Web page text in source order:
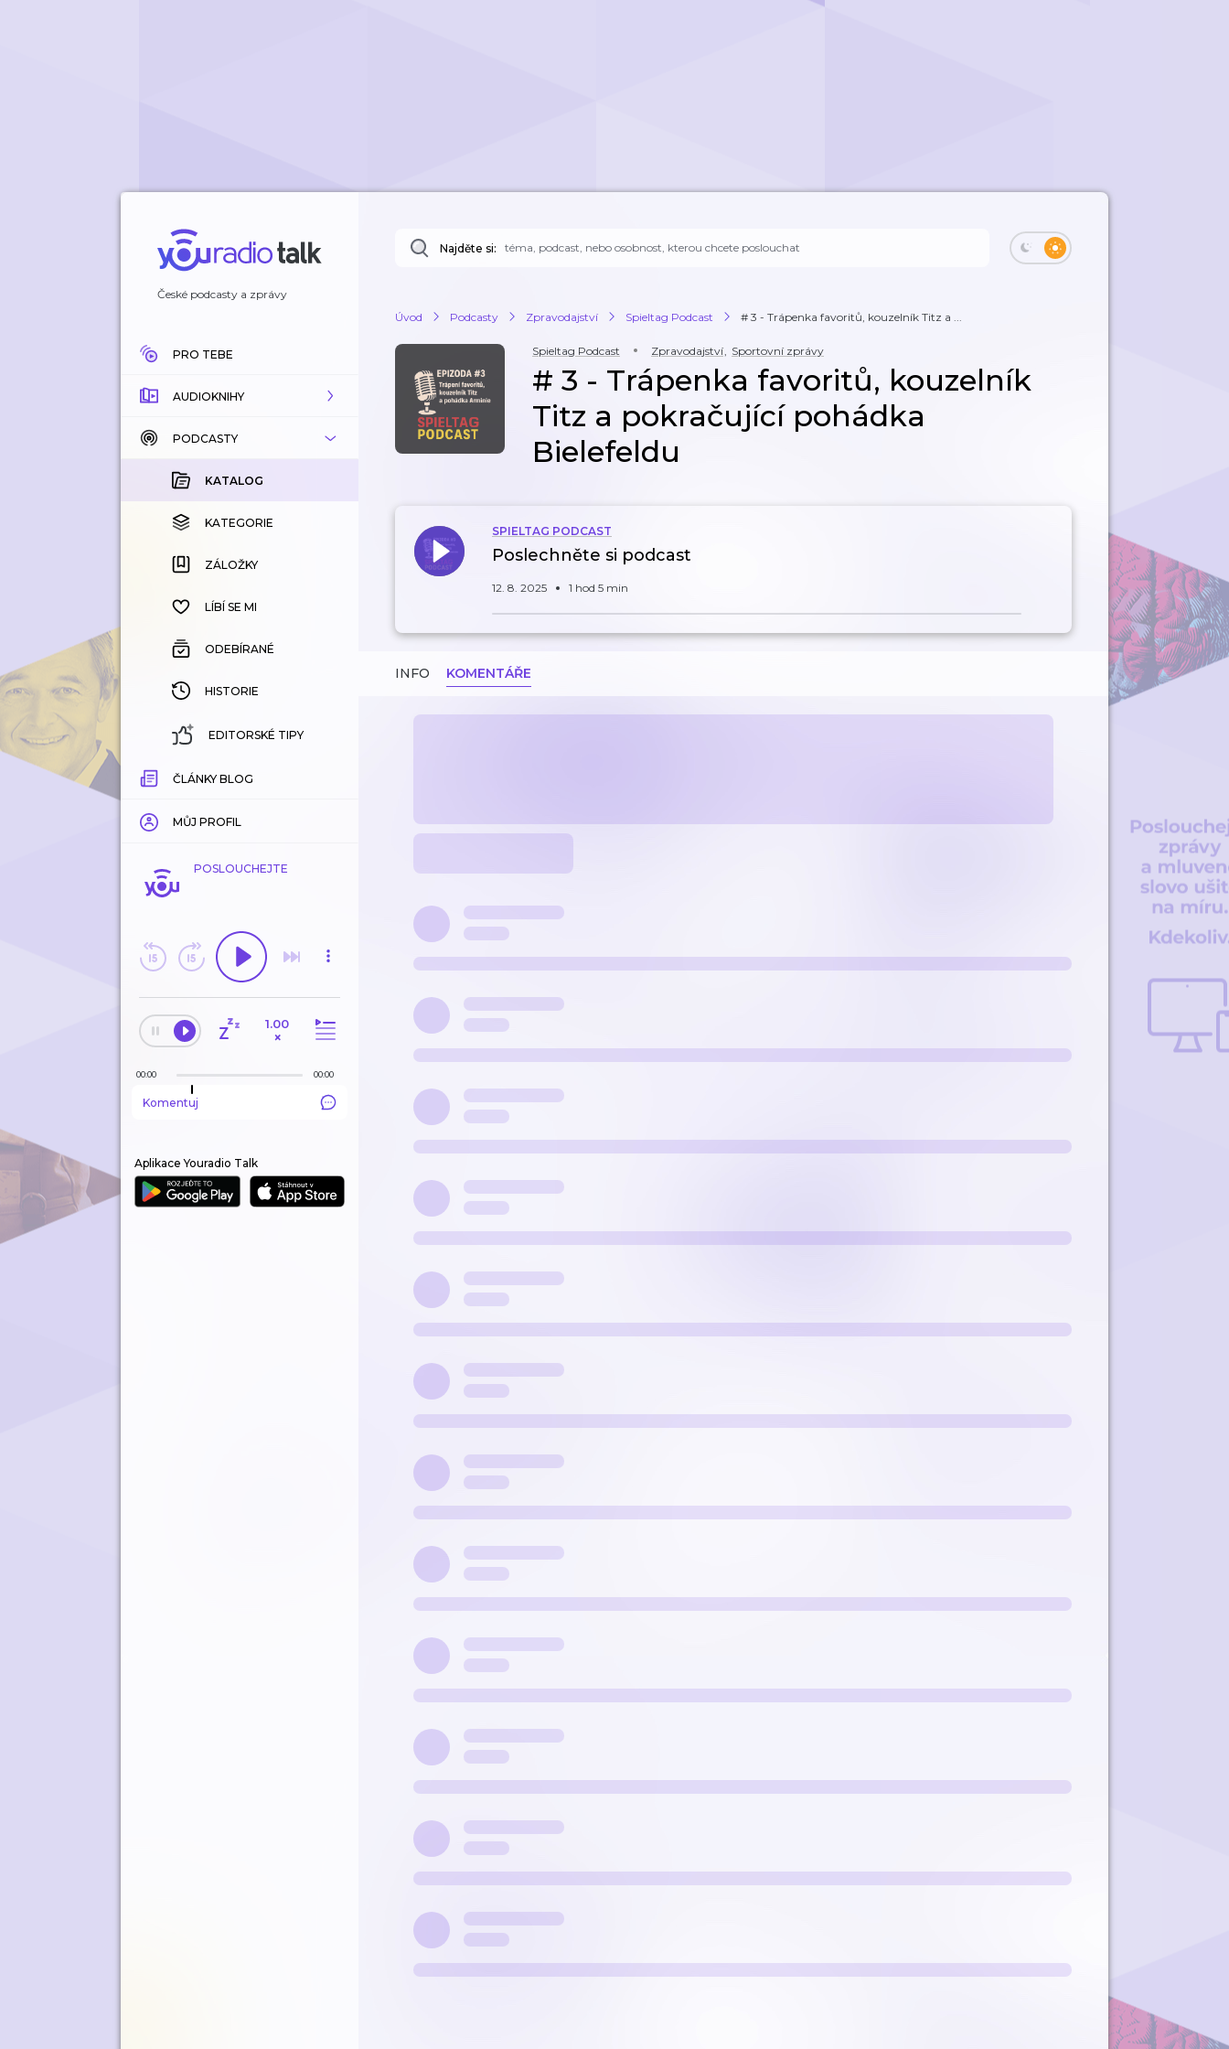
České podcasty a zprávy
PRO TEBE
AUDIOKNIHY
KATALOG
KOUPENÉ
KATEGORIE
ZÁLOŽKY
HISTORIE
PODCASTY
KATALOG
KATEGORIE
ZÁLOŽKY
LÍBÍ SE MI
ODEBÍRANÉ
HISTORIE
EDITORSKÉ TIPY
ČLÁNKY BLOG
MŮJ PROFIL
POSLOUCHEJTE
1.00
×
00:00 00:00
Komentuj
Aplikace Youradio Talk
Najděte si:
Úvod Podcasty Zpravodajství Spieltag Podcast # 3 - Trápenka favoritů, kouzelník Titz a ...
Spieltag Podcast Zpravodajství, Sportovní zprávy
# 3 - Trápenka favoritů, kouzelník
Titz a pokračující pohádka
Bielefeldu
SPIELTAG PODCAST
Poslechněte si podcast
12. 8. 2025 1 hod 5 min
INFO KOMENTÁŘE